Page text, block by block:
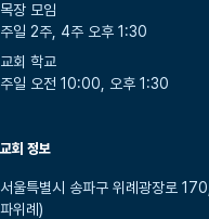
목장 모임
주일 2주, 4주 오후 1:30
교회 학교
주일 오전 10:00, 오후 1:30
교회 정보
서울특별시 송파구 위례광장로
파위례)